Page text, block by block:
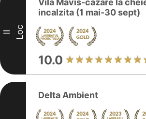
II Loc
Vila Mavis-cazare la
incalzita (1 mai-30 sept)
10.0
Delta Ambient